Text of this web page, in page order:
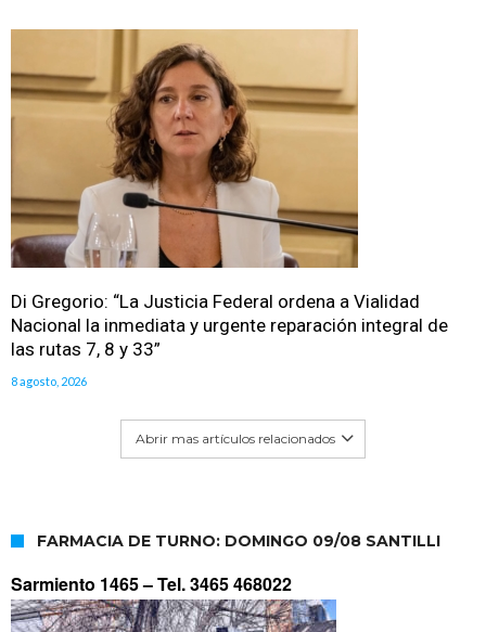
Di Gregorio: “La Justicia Federal ordena a Vialidad
Nacional la inmediata y urgente reparación integral de
las rutas 7, 8 y 33”
8 agosto, 2026
Abrir mas artículos relacionados
FARMACIA DE TURNO: DOMINGO 09/08 SANTILLI
Sarmiento 1465 –Tel. 3465 468022